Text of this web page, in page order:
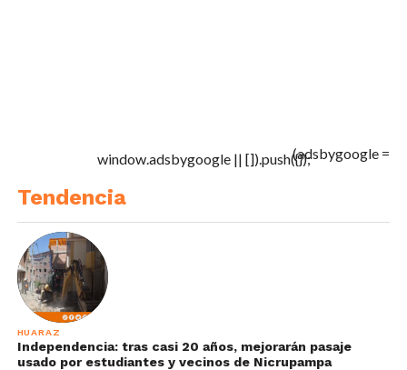
(adsbygoogle =
window.adsbygoogle || []).push({});
Tendencia
HUARAZ
Independencia: tras casi 20 años, mejorarán pasaje
usado por estudiantes y vecinos de Nicrupampa